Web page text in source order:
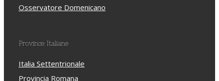
Osservatore Domenicano
Province Italiane
Italia Settentrionale
Provincia Romana